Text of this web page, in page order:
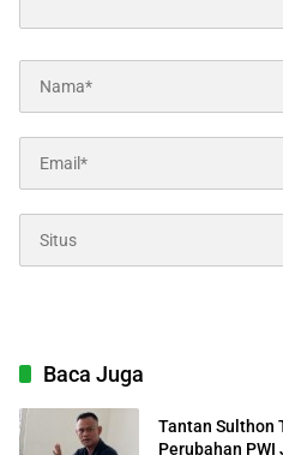
Baca Juga
Tantan Sulthon
Perubahan